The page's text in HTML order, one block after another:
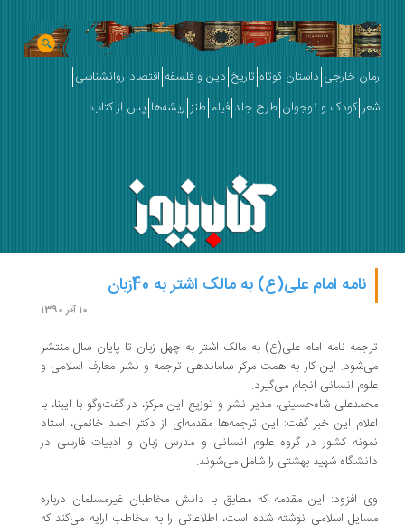
رمان خارجی داستان کوتاه تاریخ دین و فلسفه اقتصاد روانشناسی
شعر کودک و نوجوان طرح جلد فیلم طنز ریشه‌ها پس از کتاب
نامه امام علی(ع) به مالک اشتر به 40زبان
10 آذر 1390
ترجمه نامه امام علی(ع) به مالک اشتر به چهل زبان تا پایان سال منتشر
می‌شود. این کار به همت مرکز ساماندهی ترجمه و نشر معارف اسلامی و
علوم انسانی انجام می‌گیرد.
محمدعلی شاه‌حسینی، مدیر نشر و توزیع این مرکز، در گفت‌وگو با ایبنا، با
اعلام این خبر گفت: این ترجمه‌ها مقدمه‌ای از دکتر احمد خاتمی، استاد
نمونه کشور در گروه علوم انسانی و مدرس زبان و ادبیات فارسی در
دانشگاه شهید بهشتی را شامل می‌شوند.
وی افزود: این مقدمه که مطابق با دانش مخاطبان غیرمسلمان درباره
مسایل اسلامی نوشته شده است، اطلاعاتی را به مخاطب ارایه می‌کند که